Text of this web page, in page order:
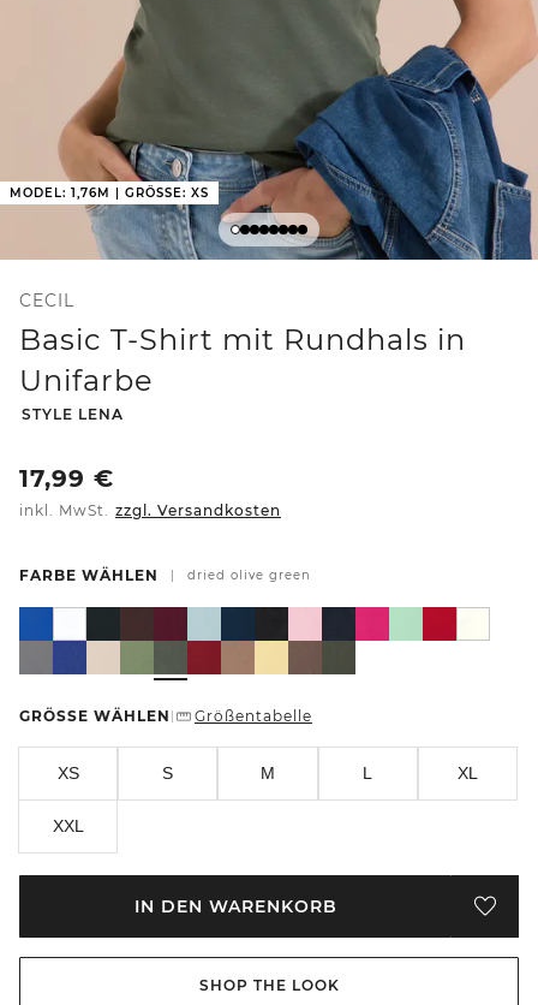
MODEL: 1,76M | GRÖSSE: XS
CECIL
Basic T-Shirt mit Rundhals in
Unifarbe
-
STYLE LENA
17,99 €
inkl. MwSt. zzgl. Versandkosten
FARBE WÄHLEN dried olive green
GRÖSSE WÄHLEN Größentabelle
XS S M L XL
XXL
IN DEN WARENKORB
SHOP THE LOOK